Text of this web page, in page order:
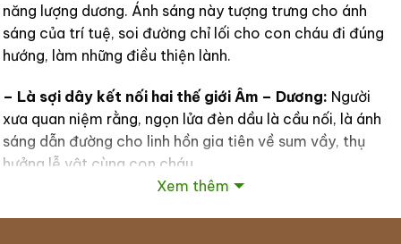
năng lượng dương. Ánh sáng này tượng trưng cho ánh
sáng của trí tuệ, soi đường chỉ lối cho con cháu đi đúng
hướng, làm những điều thiện lành.
– Là sợi dây kết nối hai thế giới Âm – Dương: Người
xưa quan niệm rằng, ngọn lửa đèn dầu là cầu nối, là ánh
sáng dẫn đường cho linh hồn gia tiên về sum vầy, thụ
hưởng lễ vật cùng con cháu.
Xem thêm